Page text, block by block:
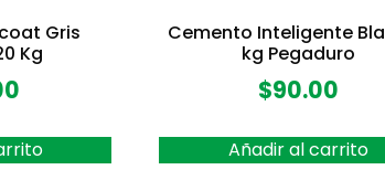
Gris
Kg
Cemento Inteligente
kg Pegaduro
$90.00
Añadir al carrito